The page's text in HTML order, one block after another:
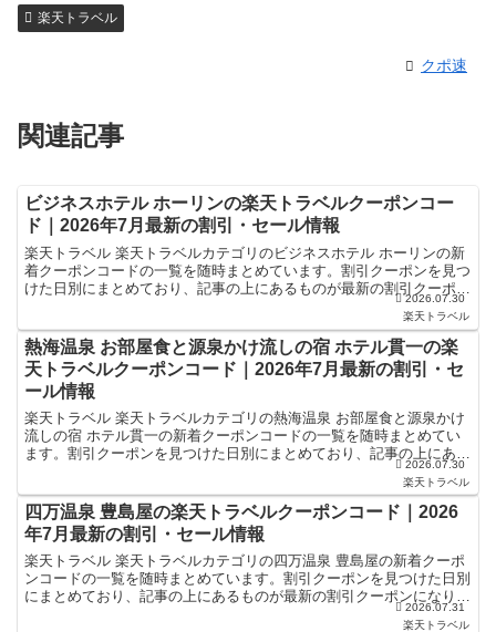
楽天トラベル
クポ速
関連記事
ビジネスホテル ホーリンの楽天トラベルクーポンコー
ド｜2026年7月最新の割引・セール情報
楽天トラベル 楽天トラベルカテゴリのビジネスホテル ホーリンの新
着クーポンコードの一覧を随時まとめています。割引クーポンを見つ
けた日別にまとめており、記事の上にあるものが最新の割引クーポン
になります。ホテル・旅館宿泊の予約などで使えるクーポ...2026.07.30
楽天トラベル
熱海温泉 お部屋食と源泉かけ流しの宿 ホテル貫一の楽
天トラベルクーポンコード｜2026年7月最新の割引・セ
ール情報
楽天トラベル 楽天トラベルカテゴリの熱海温泉 お部屋食と源泉かけ
流しの宿 ホテル貫一の新着クーポンコードの一覧を随時まとめてい
ます。割引クーポンを見つけた日別にまとめており、記事の上にある
ものが最新の割引クーポンになります。ホテル・旅館宿泊...2026.07.30
楽天トラベル
四万温泉 豊島屋の楽天トラベルクーポンコード｜2026
年7月最新の割引・セール情報
楽天トラベル 楽天トラベルカテゴリの四万温泉 豊島屋の新着クーポ
ンコードの一覧を随時まとめています。割引クーポンを見つけた日別
にまとめており、記事の上にあるものが最新の割引クーポンになりま
す。ホテル・旅館宿泊の予約などで使えるクーポンやセー...2026.07.31
楽天トラベル